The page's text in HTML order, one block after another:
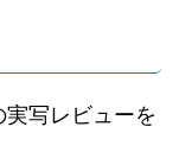
写レビューを